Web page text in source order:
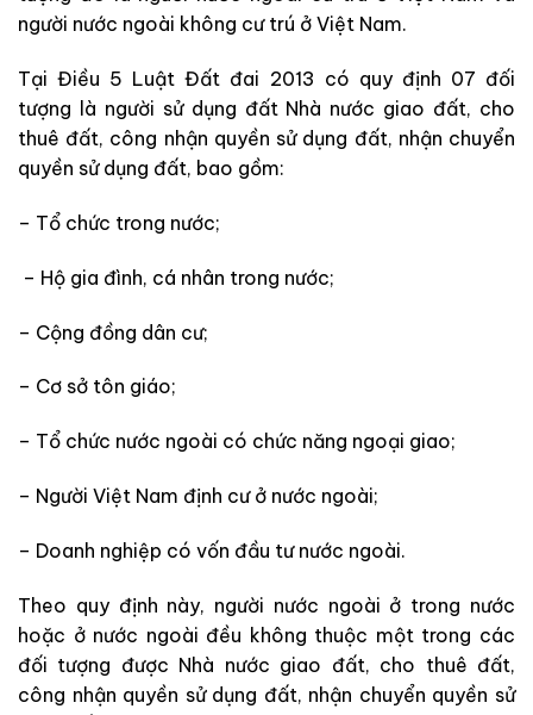
người nước ngoài không cư trú ở Việt Nam.
Tại Điều 5 Luật Đất đai 2013 có quy định 07 đối
tượng là người sử dụng đất Nhà nước giao đất, cho
thuê đất, công nhận quyền sử dụng đất, nhận chuyển
quyền sử dụng đất, bao gồm:
– Tổ chức trong nước;
– Hộ gia đình, cá nhân trong nước;
– Cộng đồng dân cư;
– Cơ sở tôn giáo;
– Tổ chức nước ngoài có chức năng ngoại giao;
– Người Việt Nam định cư ở nước ngoài;
– Doanh nghiệp có vốn đầu tư nước ngoài.
Theo quy định này, người nước ngoài ở trong nước
hoặc ở nước ngoài đều không thuộc một trong các
đối tượng được Nhà nước giao đất, cho thuê đất,
công nhận quyền sử dụng đất, nhận chuyển quyền sử